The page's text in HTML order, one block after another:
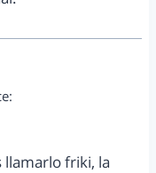
llamarlo friki, la